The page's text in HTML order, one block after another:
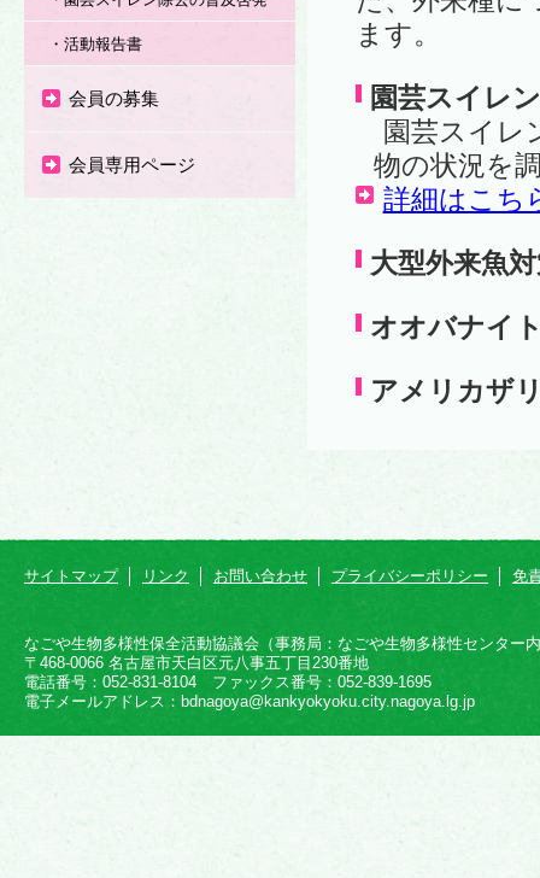
・活動報告書
会員の募集
会員専用ページ
ます。
園芸スイレ
園芸スイレ
物の状況を
詳細はこち
大型外来魚
オオバナイ
アメリカザ
サイトマップ リンク お問い合わせ プライバシーポリシー 免
なごや生物多様性保全活動協議会（事務局：なごや生物多様性センター
〒468-0066 名古屋市天白区元八事五丁目230番地
電話番号：052-831-8104 ファックス番号：052-839-1695
電子メールアドレス：bdnagoya@kankyokyoku.city.nagoya.lg.jp